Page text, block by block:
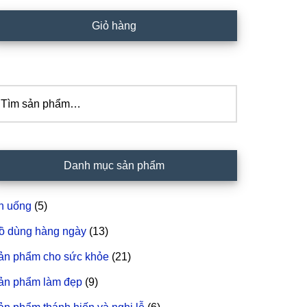
Giỏ hàng
Danh mục sản phẩm
uống (5)
dùng hàng ngày (13)
phẩm cho sức khỏe (21)
phẩm làm đẹp (9)